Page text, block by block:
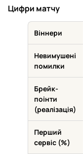
Цифри матчу
Віннери
Невимушені
помилки
Брейк-
поінти
(реалізація)
Перший
сервіс (%)